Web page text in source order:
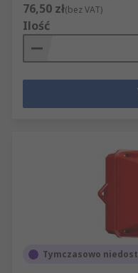
76,50 zł(bez VAT)
Ilość
Tymczasowo